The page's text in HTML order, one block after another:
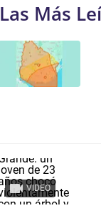
Las Más
VIDEO